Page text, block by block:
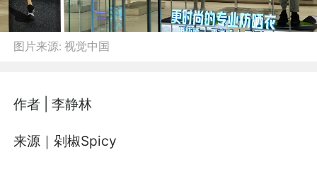
图片来源:视觉中国
作者 | 李静林
来源｜剁椒Spicy